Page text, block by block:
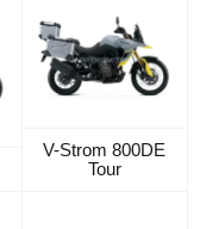
V-Strom 800DE
Tour